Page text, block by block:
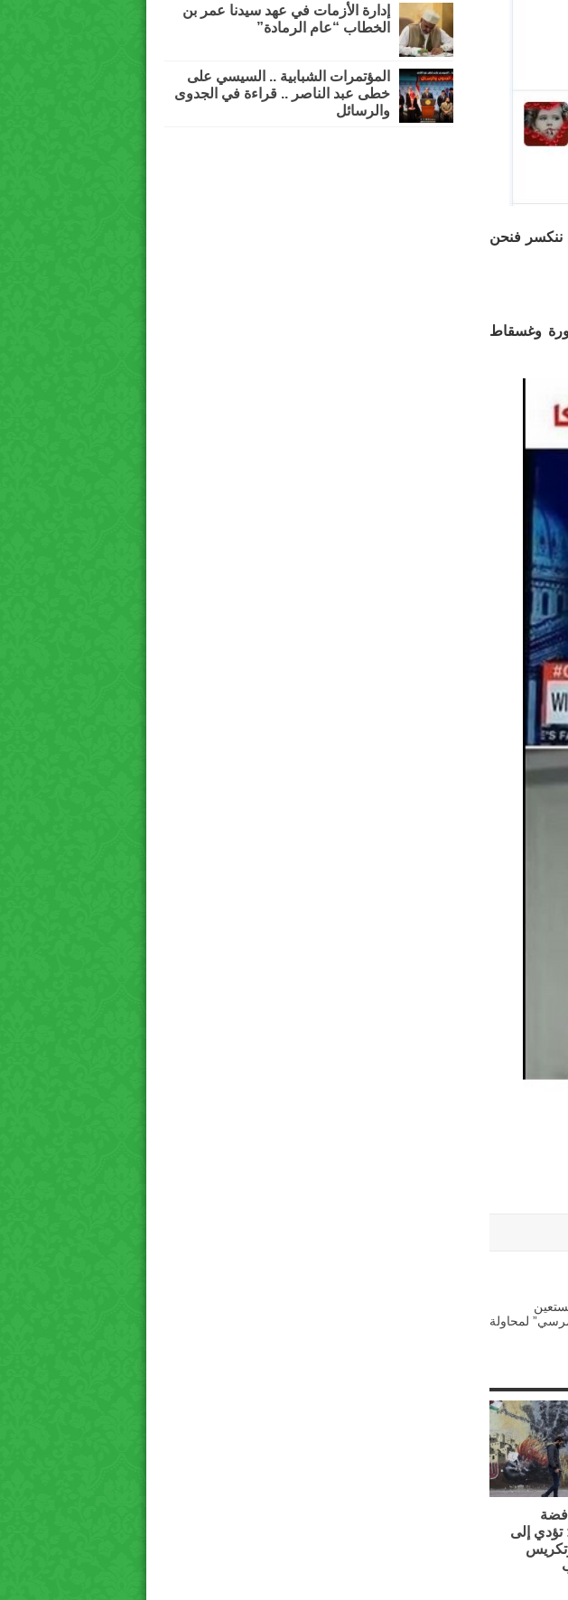
ننكسر فنحن
وغسقاط
لمحاولة
تؤدي إلى
إدارة الأزمات في عهد سيدنا عمر بن
الخطاب “عام الرمادة”
المؤتمرات الشبابية .. السيسي على
خطى عبد الناصر .. قراءة في الجدوى
والرسائل